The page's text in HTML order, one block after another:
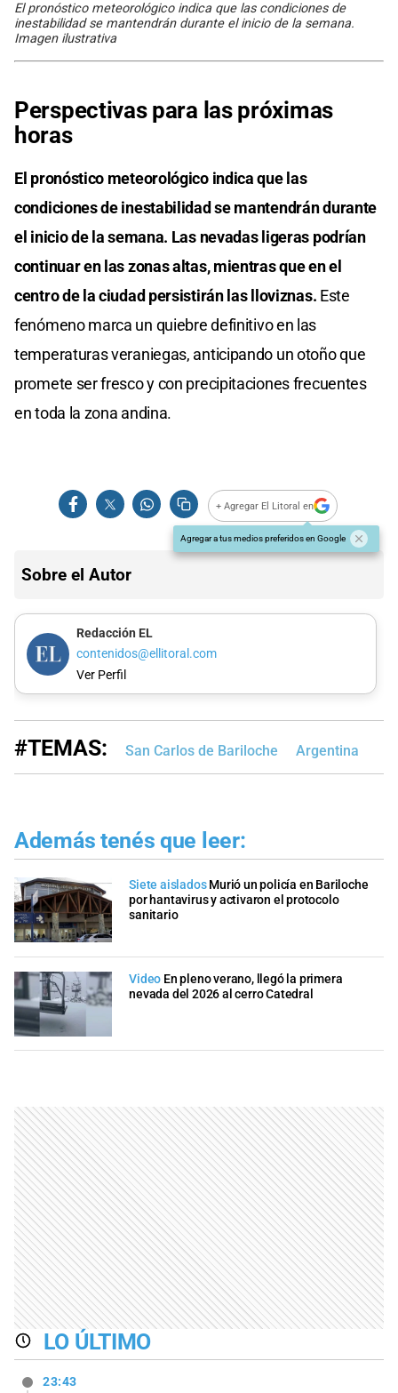
El pronóstico meteorológico indica que las condiciones de
inestabilidad se mantendrán durante el inicio de la semana.
Imagen ilustrativa
Perspectivas para las próximas
horas
El pronóstico meteorológico indica que las
condiciones de inestabilidad se mantendrán durante
el inicio de la semana. Las nevadas ligeras podrían
continuar en las zonas altas, mientras que en el
centro de la ciudad persistirán las lloviznas. Este
fenómeno marca un quiebre definitivo en las
temperaturas veraniegas, anticipando un otoño que
promete ser fresco y con precipitaciones frecuentes
en toda la zona andina.
+ Agregar El Litoral en
Agregar a tus medios preferidos en Google
Sobre el Autor
Redacción EL
contenidos@ellitoral.com
Ver Perfil
#TEMAS: San Carlos de Bariloche Argentina
Además tenés que leer:
Siete aislados Murió un policía en Bariloche
por hantavirus y activaron el protocolo
sanitario
Video En pleno verano, llegó la primera
nevada del 2026 al cerro Catedral
LO ÚLTIMO
23:43